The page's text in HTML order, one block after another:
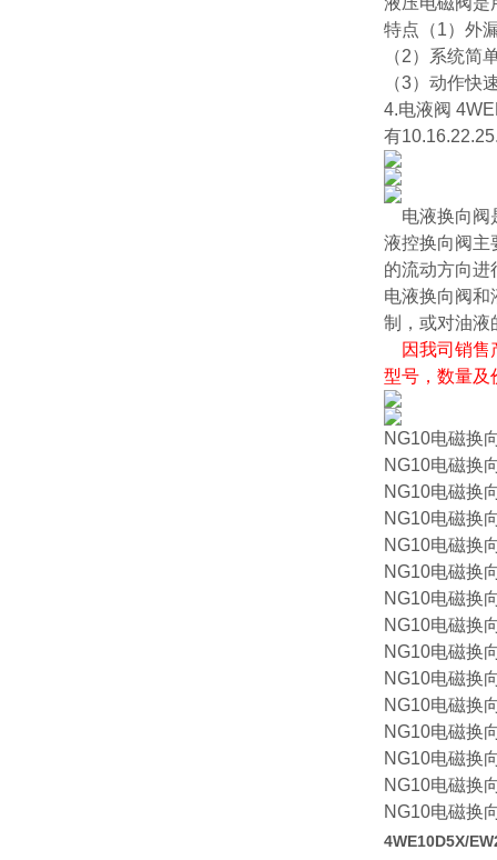
特点（1）外
（2）系统简
（3）动作快
4.电液阀
有
电液换向阀
液控换向阀主
的流动方向进
电液换向阀和
制，或对油液
因我司销售
型号，数量及
NG10电磁换
NG10电磁换
NG10电磁换
NG10电磁换
NG10电磁换
NG10电磁换
NG10电磁换
NG10电磁换
NG10电磁换
NG10电磁换
NG10电磁换
NG10电磁换
NG10电磁换
NG10电磁换
NG10电磁换
4WE10D5X/